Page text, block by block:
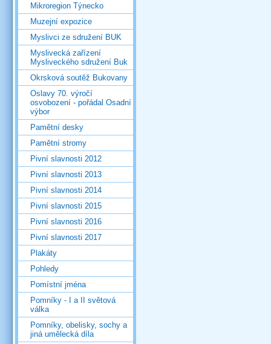
Mikroregion Týnecko
Muzejní expozice
Myslivci ze sdružení BUK
Myslivecká zařízení
Mysliveckého sdružení Buk
Okrsková soutěž Bukovany
Oslavy 70. výročí
osvobození - pořádal Osadní
výbor
Pamětní desky
Pamětní stromy
Pivní slavnosti 2012
Pivní slavnosti 2013
Pivní slavnosti 2014
Pivní slavnosti 2015
Pivní slavnosti 2016
Pivní slavnosti 2017
Plakáty
Pohledy
Pomístní jména
Pomníky - I a II světová
válka
Pomníky, obelisky, sochy a
jiná umělecká díla